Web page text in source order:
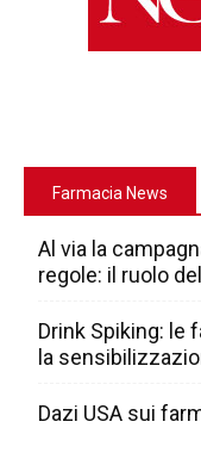
Farmacia News
Al via la
regole: il ruolo
Drink Spiking: le
la
Dazi USA sui